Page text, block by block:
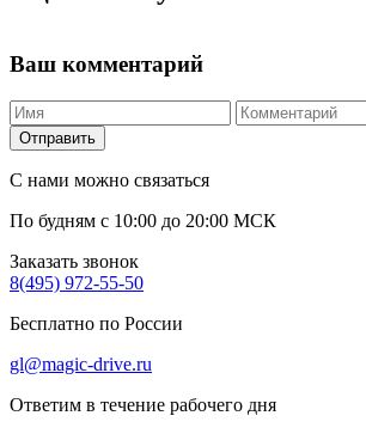
Ваш комментарий
Отправить
С нами можно связаться
По будням с 10:00 до 20:00 МСК
Заказать звонок
8(495) 972-55-50
Бесплатно по России
gl@magic-drive.ru
Ответим в течение рабочего дня